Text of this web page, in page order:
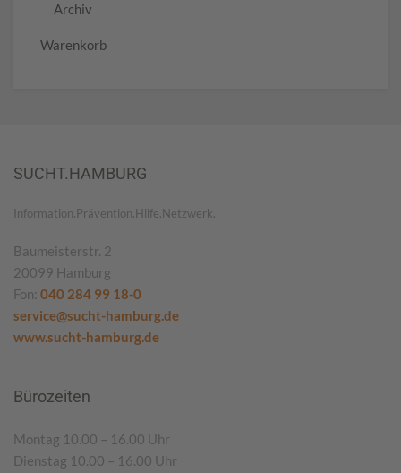
Archiv
Warenkorb
SUCHT.HAMBURG
Information.Prävention.Hilfe.Netzwerk.
Baumeisterstr. 2
20099 Hamburg
Fon: 040 284 99 18-0
service@sucht-hamburg.de
www.sucht-hamburg.de
Bürozeiten
Montag 10.00 – 16.00 Uhr
Dienstag 10.00 – 16.00 Uhr